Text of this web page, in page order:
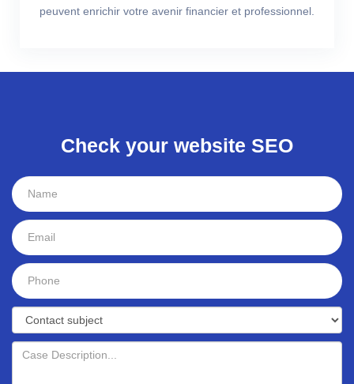
peuvent enrichir votre avenir financier et professionnel.
Check your website SEO